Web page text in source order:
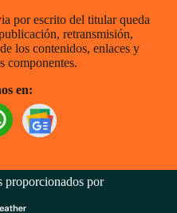
por escrito del titular queda
retransmisión,
los contenidos, enlaces y
componentes.
en:
proporcionados por